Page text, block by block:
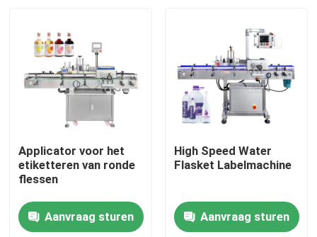
Huis
Producten
Videos
Applicator voor het
etiketteren van ronde
flessen
Aanvraag sturen
High Speed Water
Flasket Labelmachine
Aanvraag sturen